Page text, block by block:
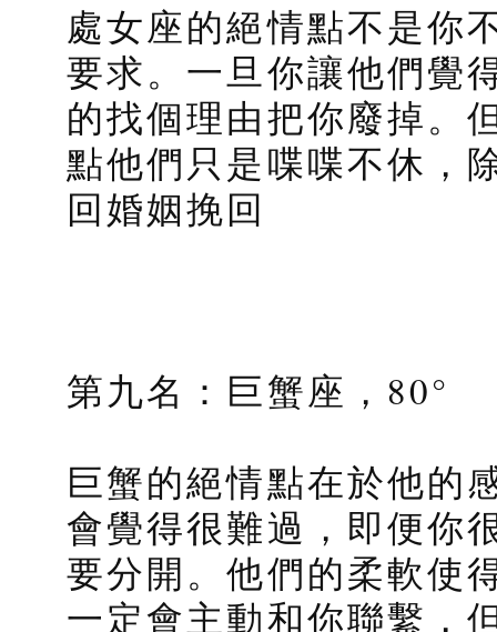
處女座的絕情點不是你
要求。一旦你讓他們覺
的找個理由把你廢掉。
點他們只是喋喋不休，
回婚姻挽回
第九名：巨蟹座，80°
巨蟹的絕情點在於他的
會覺得很難過，即便你
要分開。他們的柔軟使
一定會主動和你聯繫，